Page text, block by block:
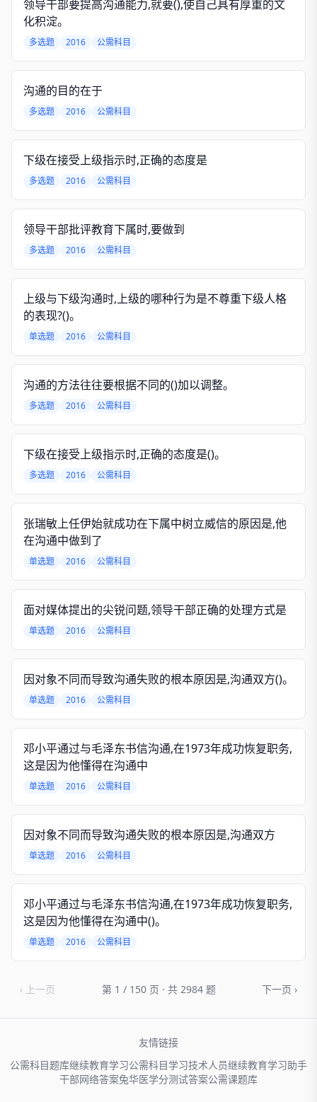
领导干部要提高沟通能力,就要(),使自己具有厚重的文
化积淀。
多选题 2016 公需科目
沟通的目的在于
多选题 2016 公需科目
下级在接受上级指示时,正确的态度是
多选题 2016 公需科目
领导干部批评教育下属时,要做到
多选题 2016 公需科目
上级与下级沟通时,上级的哪种行为是不尊重下级人格
的表现?()。
单选题 2016 公需科目
沟通的方法往往要根据不同的()加以调整。
多选题 2016 公需科目
下级在接受上级指示时,正确的态度是()。
多选题 2016 公需科目
张瑞敏上任伊始就成功在下属中树立威信的原因是,他
在沟通中做到了
单选题 2016 公需科目
面对媒体提出的尖锐问题,领导干部正确的处理方式是
单选题 2016 公需科目
因对象不同而导致沟通失败的根本原因是,沟通双方()。
单选题 2016 公需科目
邓小平通过与毛泽东书信沟通,在1973年成功恢复职务,
这是因为他懂得在沟通中
单选题 2016 公需科目
因对象不同而导致沟通失败的根本原因是,沟通双方
单选题 2016 公需科目
邓小平通过与毛泽东书信沟通,在1973年成功恢复职务,
这是因为他懂得在沟通中()。
单选题 2016 公需科目
‹ 上一页 第 1 / 150 页 · 共 2984 题 下一页 ›
友情链接
公需科目题库继续教育学习公需科目学习技术人员继续教育学习助手
干部网络答案兔华医学分测试答案公需课题库